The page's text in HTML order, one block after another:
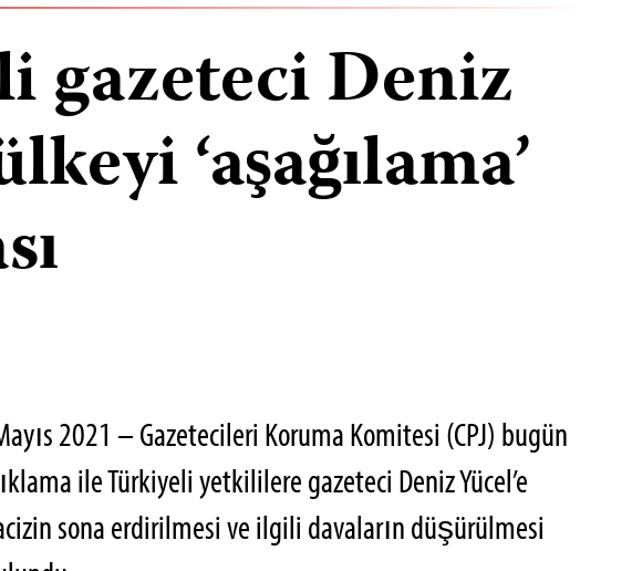
gazeteci Deniz
‘aşağılama’
2021 – Gazetecileri Koruma Komitesi (CPJ) bugün
ile Türkiyeli yetkililere gazeteci Deniz Yücel’e
sona erdirilmesi ve ilgili davaların düşürülmesi